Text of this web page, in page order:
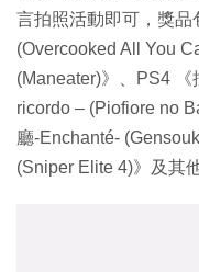
言拍照活動即可，獎品
(Overcooked All You
(Maneater)》、PS4
ricordo – (Piofiore no
廳-Enchanté-
(Sniper Elite 4)》及其